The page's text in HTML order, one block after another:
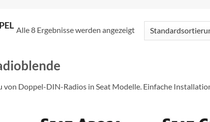
Alle 8 Ergebnisse werden angezeigt
von Doppel-DIN-Radios in Seat Modelle. Einfache